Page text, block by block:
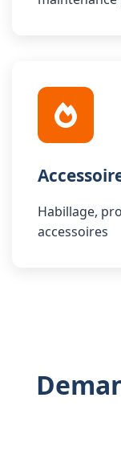
Habillage,
accessoires